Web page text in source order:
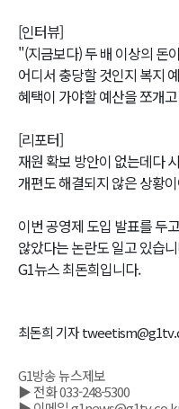
[인터뷰]
"(지금보다) 두 배 이상의 돈
어디서 충당할 것인지 복지
혜택이 가야할 예산을 쪼개
[리포터]
재원 확보 방안이 없는데다
개편도 해결되지 않은 상황
이번 공영제 도입 발표를 두
않았다는 논란도 일고 있습
G1뉴스 최돈희입니다.
최돈희 기자
G1방송 뉴스제보
▶ 전화 033-248-5300